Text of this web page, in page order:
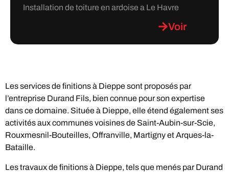
Installation de toiture en ardoise a Le Havre
Voir
Les services de finitions à Dieppe sont proposés par
l’entreprise Durand Fils, bien connue pour son expertise
dans ce domaine. Située à Dieppe, elle étend également ses
activités aux communes voisines de Saint-Aubin-sur-Scie,
Rouxmesnil-Bouteilles, Offranville, Martigny et Arques-la-
Bataille.
Les travaux de finitions à Dieppe, tels que menés par Durand